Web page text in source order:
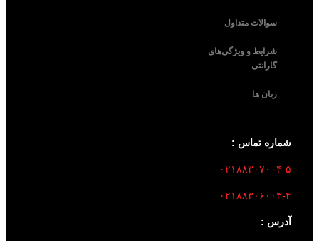
سوالات متداول
شرایط و ویژگی‌های
گارانتی
زبان ها
شماره تماس :
۰۲۱۸۸۳۰۷۰۰۴-۵
۰۲۱۸۸۳۰۶۰۰۳-۴
آدرس :